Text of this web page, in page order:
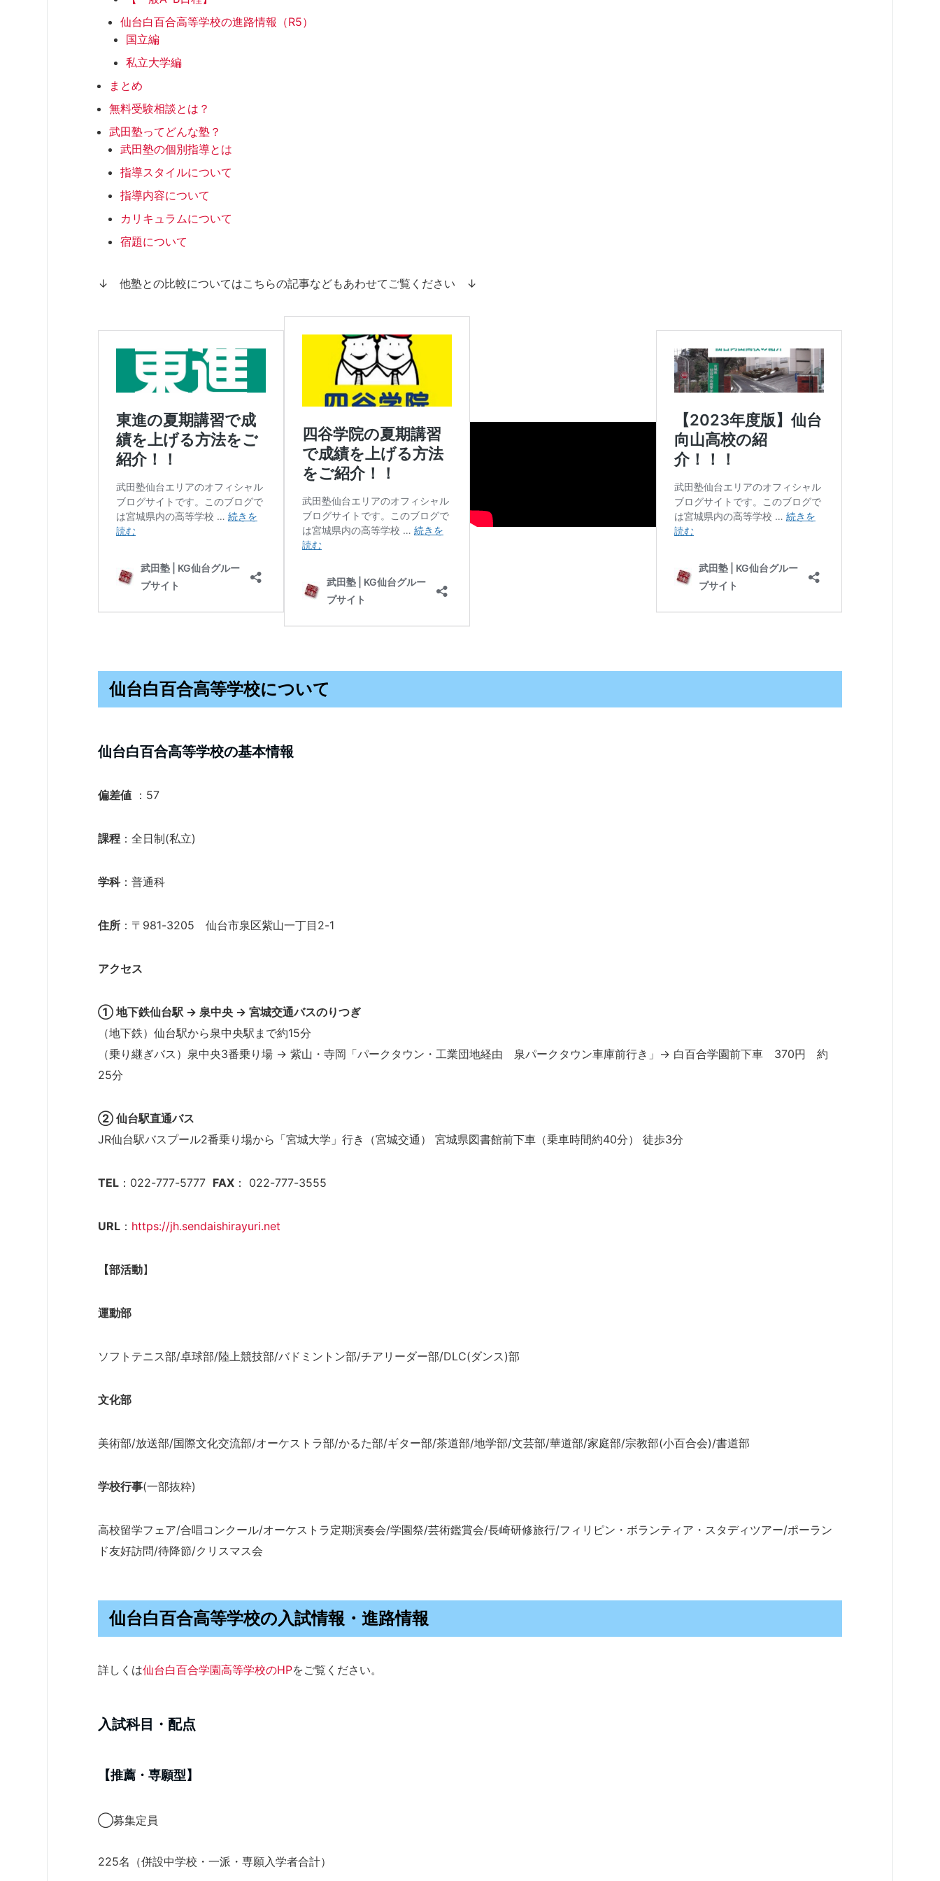
仙台白百合高等学校の進路情報（R5）
国立編
私立大学編
まとめ
無料受験相談とは？
武田塾ってどんな塾？
武田塾の個別指導とは
指導スタイルについて
指導内容について
カリキュラムについて
宿題について
↓ 他塾との比較についてはこちらの記事などもあわせてご覧ください ↓
仙台白百合高等学校について
仙台白百合高等学校の基本情報
偏差値 ：57
課程 ：全日制(私立)
学科：普通科
住所 ：〒981-3205 仙台市泉区紫山一丁目2-1
アクセス
① 地下鉄仙台駅 → 泉中央 → 宮城交通バスのりつぎ
（地下鉄）仙台駅から泉中央駅まで約15分
（乗り継ぎバス）泉中央3番乗り場 → 紫山・寺岡「パークタウン・工業団地経由 泉パークタウン車庫前行き」→ 白百合学園前下車 370円 約
25分
② 仙台駅直通バス
JR仙台駅バスプール2番乗り場から「宮城大学」行き（宮城交通） 宮城県図書館前下車（乗車時間約40分） 徒歩3分
TEL ：022-777-5777 FAX ： 022-777-3555
URL ： https://jh.sendaishirayuri.net
【部活動】
運動部
ソフトテニス部/卓球部/陸上競技部/バドミントン部/チアリーダー部/DLC(ダンス)部
文化部
美術部/放送部/国際文化交流部/オーケストラ部/かるた部/ギター部/茶道部/地学部/文芸部/華道部/家庭部/宗教部(小百合会)/書道部
学校行事(一部抜粋)
高校留学フェア/合唱コンクール/オーケストラ定期演奏会/学園祭/芸術鑑賞会/長崎研修旅行/フィリピン・ボランティア・スタディツアー/ポーラン
ド友好訪問/待降節/クリスマス会
仙台白百合高等学校の入試情報・進路情報
詳しくは仙台白百合学園高等学校のHPをご覧ください。
入試科目・配点
【推薦・専願型】
◯募集定員
225名（併設中学校・一派・専願入学者合計）